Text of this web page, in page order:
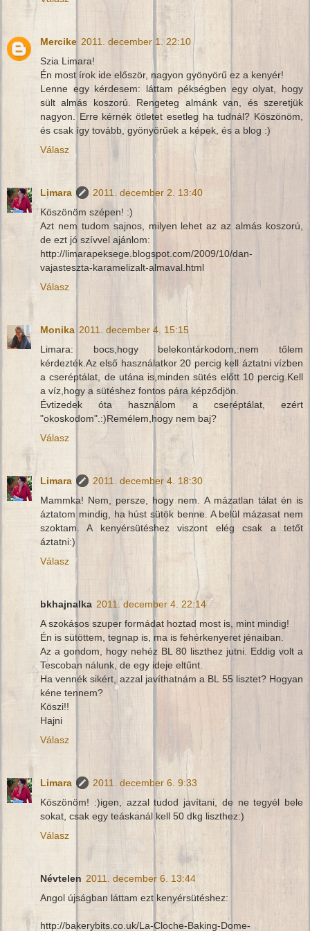
Mercike 2011. december 1. 22:10
Szia Limara!
Én most írok ide először, nagyon gyönyörű ez a kenyér!
Lenne egy kérdesem: láttam pékségben egy olyat, hogy
sült almás koszorú. Rengeteg almánk van, és szeretjük
nagyon. Erre kérnék ötletet esetleg ha tudnál? Köszönöm,
és csak így tovább, gyönyörűek a képek, és a blog :)
Válasz
Limara
2011. december 2. 13:40
Köszönöm szépen! :)
Azt nem tudom sajnos, milyen lehet az az almás koszorú,
de ezt jó szívvel ajánlom:
http://limarapeksege.blogspot.com/2009/10/dan-
vajasteszta-karamelizalt-almaval.html
Válasz
Monika 2011. december 4. 15:15
Limara: bocs,hogy belekontárkodom,:nem tőlem
kérdezték.Az első használatkor 20 percig kell áztatni vízben
a cseréptálat, de utána is,minden sütés előtt 10 percig.Kell
a víz,hogy a sütéshez fontos pára képződjön.
Évtizedek óta használom a cseréptálat, ezért
"okoskodom".:)Remélem,hogy nem baj?
Válasz
Limara
2011. december 4. 18:30
Mammka! Nem, persze, hogy nem. A mázatlan tálat én is
áztatom mindig, ha húst sütök benne. A belül mázasat nem
szoktam. A kenyérsütéshez viszont elég csak a tetőt
áztatni:)
Válasz
bkhajnalka 2011. december 4. 22:14
A szokásos szuper formádat hoztad most is, mint mindig!
Én is sütöttem, tegnap is, ma is fehérkenyeret jénaiban.
Az a gondom, hogy nehéz BL 80 liszthez jutni. Eddig volt a
Tescoban nálunk, de egy ideje eltűnt.
Ha vennék sikért, azzal javíthatnám a BL 55 lisztet? Hogyan
kéne tennem?
Köszi!!
Hajni
Válasz
Limara
2011. december 6. 9:33
Köszönöm! :)igen, azzal tudod javítani, de ne tegyél bele
sokat, csak egy teáskanál kell 50 dkg liszthez:)
Válasz
Névtelen 2011. december 6. 13:44
Angol újságban láttam ezt kenyérsütéshez:
http://bakerybits.co.uk/La-Cloche-Baking-Dome-